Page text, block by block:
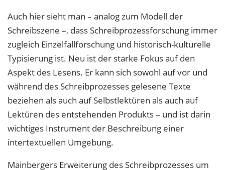
Auch hier sieht man – analog zum Modell der
Schreibszene –, dass Schreibprozessforschung immer
zugleich Einzelfallforschung und historisch-kulturelle
Typisierung ist. Neu ist der starke Fokus auf den
Aspekt des Lesens. Er kann sich sowohl auf vor und
während des Schreibprozesses gelesene Texte
beziehen als auch auf Selbstlektüren als auch auf
Lektüren des entstehenden Produkts – und ist darin
wichtiges Instrument der Beschreibung einer
intertextuellen Umgebung.
Mainbergers Erweiterung des Schreibprozesses um